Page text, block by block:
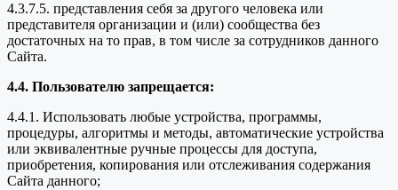
4.3.7.5. представления себя за другого человека или
представителя организации и (или) сообщества без
достаточных на то прав, в том числе за сотрудников данного
Сайта.
4.4. Пользователю запрещается:
4.4.1. Использовать любые устройства, программы,
процедуры, алгоритмы и методы, автоматические устройства
или эквивалентные ручные процессы для доступа,
приобретения, копирования или отслеживания содержания
Сайта данного;